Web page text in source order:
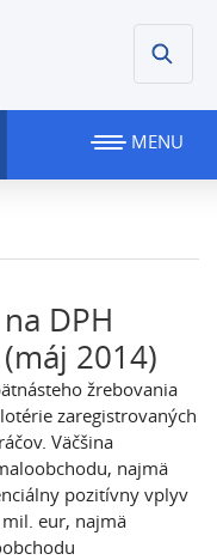
MENU
DPH
2014)
žrebovania
zaregistrovaných
Väčšina
najmä
pozitívny vplyv
eur, najmä